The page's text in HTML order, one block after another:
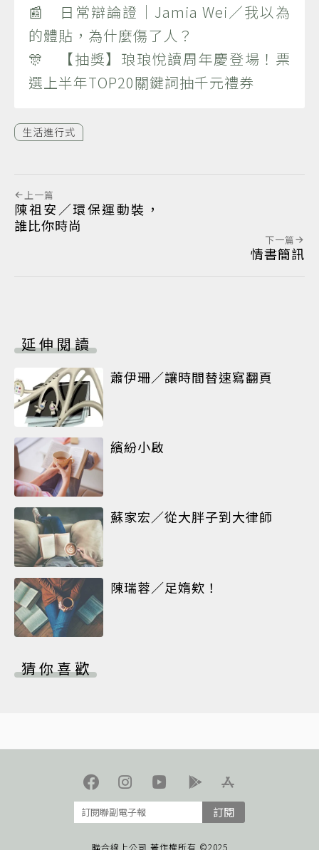
📰 日常辯論證｜Jamia Wei／我以為
的體貼，為什麼傷了人？
🎊 【抽獎】琅琅悅讀周年慶登場！票
選上半年TOP20關鍵詞抽千元禮券
生活進行式
上一篇
陳祖安／環保運動裝，
誰比你時尚
下一篇
情書簡訊
延伸閱讀
蕭伊珊／讓時間替速寫翻頁
繽紛小啟
蘇家宏／從大胖子到大律師
陳瑞蓉／足媠欸！
猜你喜歡
訂閱
聯合線上公司 著作權所有 ©2025